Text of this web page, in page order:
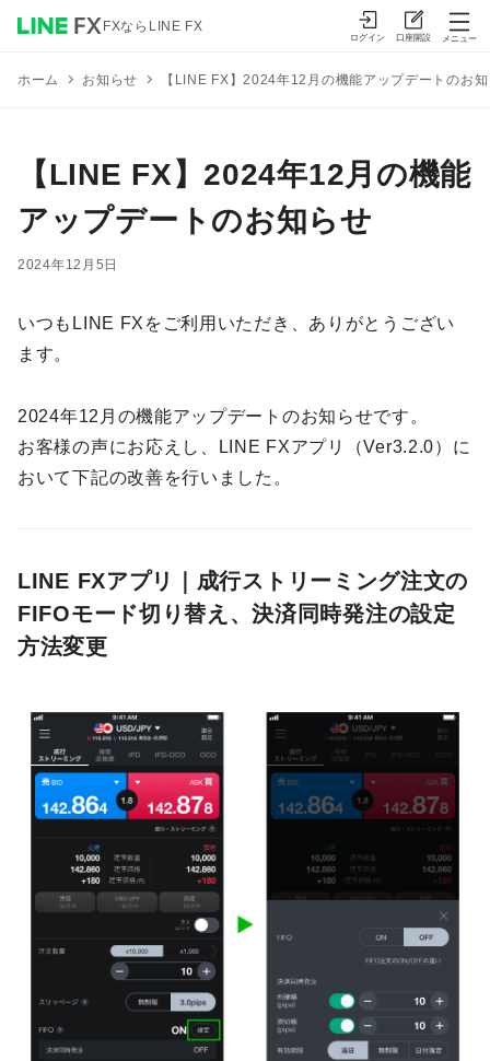
ホーム お知らせ 【LINE FX】2024年12月の機能アップデートのお
【LINE FX】2024年12月の機能
アップデートのお知らせ
2024年12月5日
いつもLINE FXをご利用いただき、ありがとうござい
ます。
2024年12月の機能アップデートのお知らせです。
お客様の声にお応えし、LINE FXアプリ（Ver3.2.0）に
おいて下記の改善を行いました。
LINE FXアプリ｜ 成行ストリーミング注文の
FIFOモード切り替え、決済同時発注の設定
方法変更
FXならLINE FX
ログイン 口座開設 メニュー